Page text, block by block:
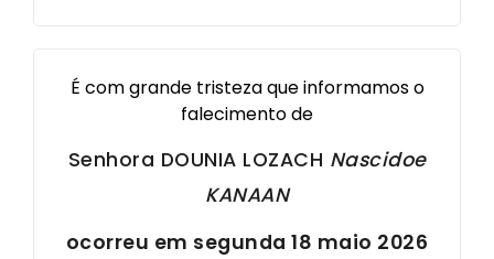
É com grande tristeza que informamos o
falecimento de
Senhora DOUNIA LOZACH Nascidoe
KANAAN
ocorreu em segunda 18 maio 2026